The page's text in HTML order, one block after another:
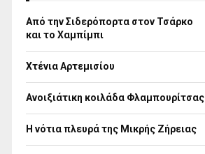
r
:
R
H
Από την Σιδερόπορτα στον Τσάρκο
και το Χαμπίμπι
Χτένια Αρτεμισίου
Ανοιξιάτικη κοιλάδα Φλαμπουρίτσας
Η νότια πλευρά της Μικρής Ζήρειας